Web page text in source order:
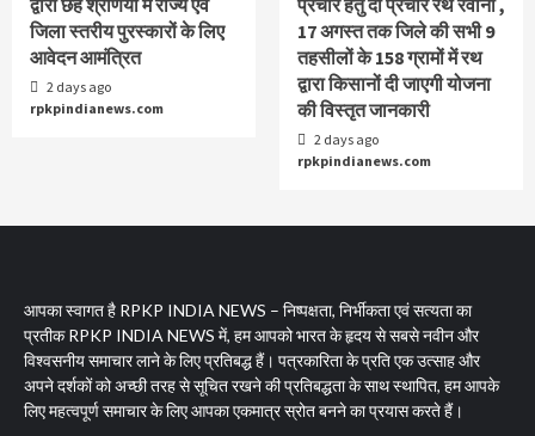
द्वारा छह श्रेणियों में राज्य एवं
जिला स्तरीय पुरस्कारों के लिए
आवेदन आमंत्रित
2 days ago
rpkpindianews.com
प्रचार हेतु दो प्रचार रथ रवाना ,
17 अगस्त तक जिले की सभी 9
तहसीलों के 158 ग्रामों में रथ
द्वारा किसानों दी जाएगी योजना
की विस्तृत जानकारी
2 days ago
rpkpindianews.com
आपका स्वागत है RPKP INDIA NEWS – निष्पक्षता, निर्भीकता एवं सत्यता का
प्रतीक RPKP INDIA NEWS में, हम आपको भारत के हृदय से सबसे नवीन और
विश्वसनीय समाचार लाने के लिए प्रतिबद्ध हैं। पत्रकारिता के प्रति एक उत्साह और
अपने दर्शकों को अच्छी तरह से सूचित रखने की प्रतिबद्धता के साथ स्थापित, हम आपके
लिए महत्वपूर्ण समाचार के लिए आपका एकमात्र स्रोत बनने का प्रयास करते हैं।